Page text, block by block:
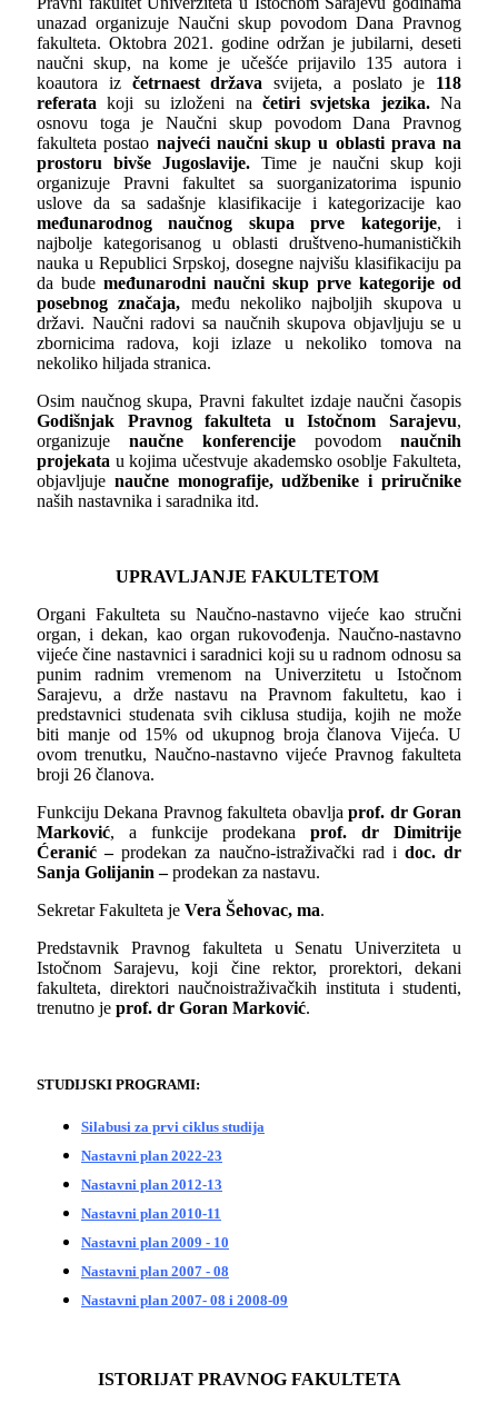
unazad organizuje Naučni skup povodom Dana Pravnog
fakulteta. Oktobra 2021. godine održan je jubilarni, deseti
naučni skup, na kome je učešće prijavilo 135 autora i
koautora iz četrnaest država svijeta, a poslato je 118
referatakoji su izloženi na četiri svjetska jezika. Na
osnovu toga je Naučni skup povodom Dana Pravnog
fakulteta postao najveći naučni skup u oblasti prava na
prostoru bivše Jugoslavije.Time je naučni skup koji
organizuje Pravni fakultet sa suorganizatorima ispunio
uslove da sa sadašnje klasifikacije i kategorizacije kao
međunarodnog naučnog skupa prve kategorije, i
najbolje kategorisanog u oblasti društveno-humanističkih
nauka u Republici Srpskoj, dosegne najvišu klasifikaciju pa
da bude međunarodni naučni skup prve kategorije od
posebnog značaja, među nekoliko najboljih skupova u
državi. Naučni radovi sa naučnih skupova objavljuju se u
zbornicima radova, koji izlaze u nekoliko tomova na
nekoliko hiljada stranica.
Osim naučnog skupa, Pravni fakultet izdaje naučni časopis
Godišnjak Pravnog fakulteta u Istočnom Sarajevu,
organizuje naučne konferencije povodom naučnih
projekata u kojima učestvuje akademsko osoblje Fakulteta,
objavljuje naučne monografije, udžbenike i priručnike
naših nastavnika i saradnika itd.
UPRAVLJANJE FAKULTETOM
Organi Fakulteta su Naučno-nastavno vijeće kao stručni
organ, i dekan, kao organ rukovođenja. Naučno-nastavno
vijeće čine nastavnici i saradnici koji su u radnom odnosu sa
punim radnim vremenom na Univerzitetu u Istočnom
Sarajevu, a drže nastavu na Pravnom fakultetu, kao i
predstavnici studenata svih ciklusa studija, kojih ne može
biti manje od 15% od ukupnog broja članova Vijeća. U
ovom trenutku, Naučno-nastavno vijeće Pravnog fakulteta
broji 26 članova.
Funkciju Dekana Pravnog fakulteta obavljaprof. dr Goran
Marković, a funkcije prodekana prof. dr Dimitrije
Ćeranić –prodekan za naučno-istraživački rad i doc. dr
Sanja Golijanin –prodekan za nastavu.
Sekretar Fakulteta je Vera Šehovac, ma.
Predstavnik Pravnog fakulteta u Senatu Univerziteta u
Istočnom Sarajevu, koji čine rektor, prorektori, dekani
fakulteta, direktori naučnoistraživačkih instituta i studenti,
trenutno je prof. dr Goran Marković.
STUDIJSKI PROGRAMI:
Silabusi za prvi ciklus studija
Nastavni plan 2022-23
Nastavni plan 2012-13
Nastavni plan 2010-11
Nastavni plan 2009 - 10
Nastavni plan 2007 - 08
Nastavni plan 2007- 08 i 2008-09
ISTORIJAT PRAVNOG FAKULTETA